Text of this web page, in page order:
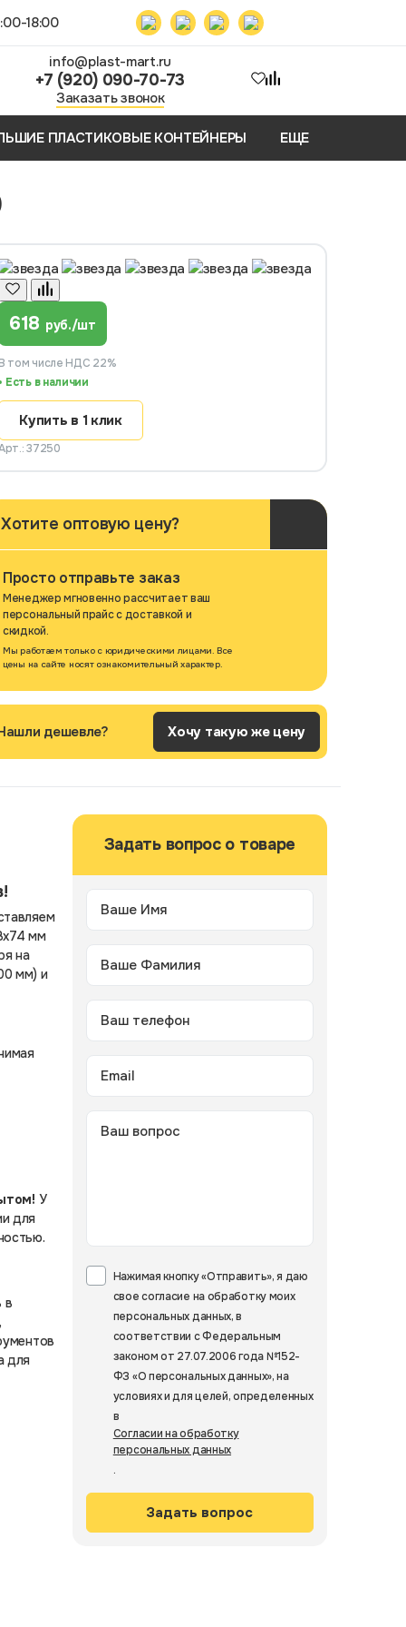
18:00
info@plast-mart.ru
+7 (920) 090-70-73
Заказать звонок
ПЛАСТИКОВЫЕ КОНТЕЙНЕРЫ ЕЩЕ
618 руб./шт
В том числе НДС 22%
Есть в наличии
Купить в 1 клик
37250
Хотите оптовую цену?
Просто отправьте заказ
Менеджер мгновенно рассчитает ваш
персональный прайс с доставкой и
скидкой.
Мы работаем только с юридическими лицами. Все
цены на сайте носят ознакомительный характер.
дешевле? Хочу такую же цену
мм
на
мм) и
У
для
в
для
Задать вопрос о товаре
Нажимая кнопку «Отправить», я даю
свое согласие на обработку моих
персональных данных, в
соответствии с Федеральным
законом от 27.07.2006 года №152-
ФЗ «О персональных данных», на
условиях и для целей, определенных
в
Согласии на обработку
персональных данных
.